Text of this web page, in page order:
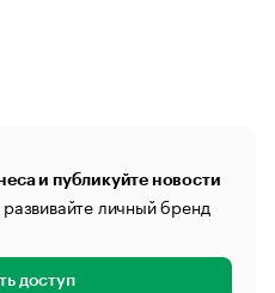
и публикуйте новости
личный бренд
доступ